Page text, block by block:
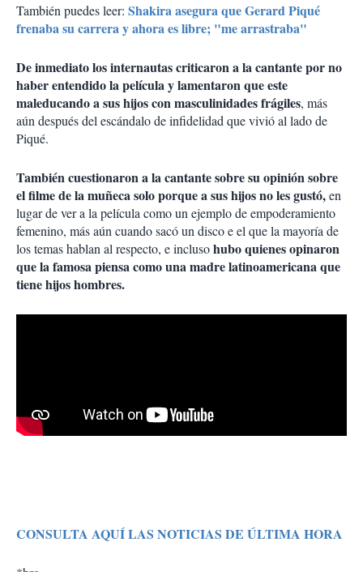
También puedes leer: Shakira asegura que Gerard Piqué
frenaba su carrera y ahora es libre; "me arrastraba"
De inmediato los internautas criticaron a la cantante por no
haber entendido la película y lamentaron que este
maleducando a sus hijos con masculinidades frágiles, más
aún después del escándalo de infidelidad que vivió al lado de
Piqué.
También cuestionaron a la cantante sobre su opinión sobre
el filme de la muñeca solo porque a sus hijos no les gustó,en
lugar de ver a la película como un ejemplo de empoderamiento
femenino, más aún cuando sacó un disco e el que la mayoría de
los temas hablan al respecto, e inclusohubo quienes opinaron
que la famosa piensa como una madre latinoamericana que
tiene hijos hombres.
CONSULTA AQUÍ LAS NOTICIAS DE ÚLTIMA HORA